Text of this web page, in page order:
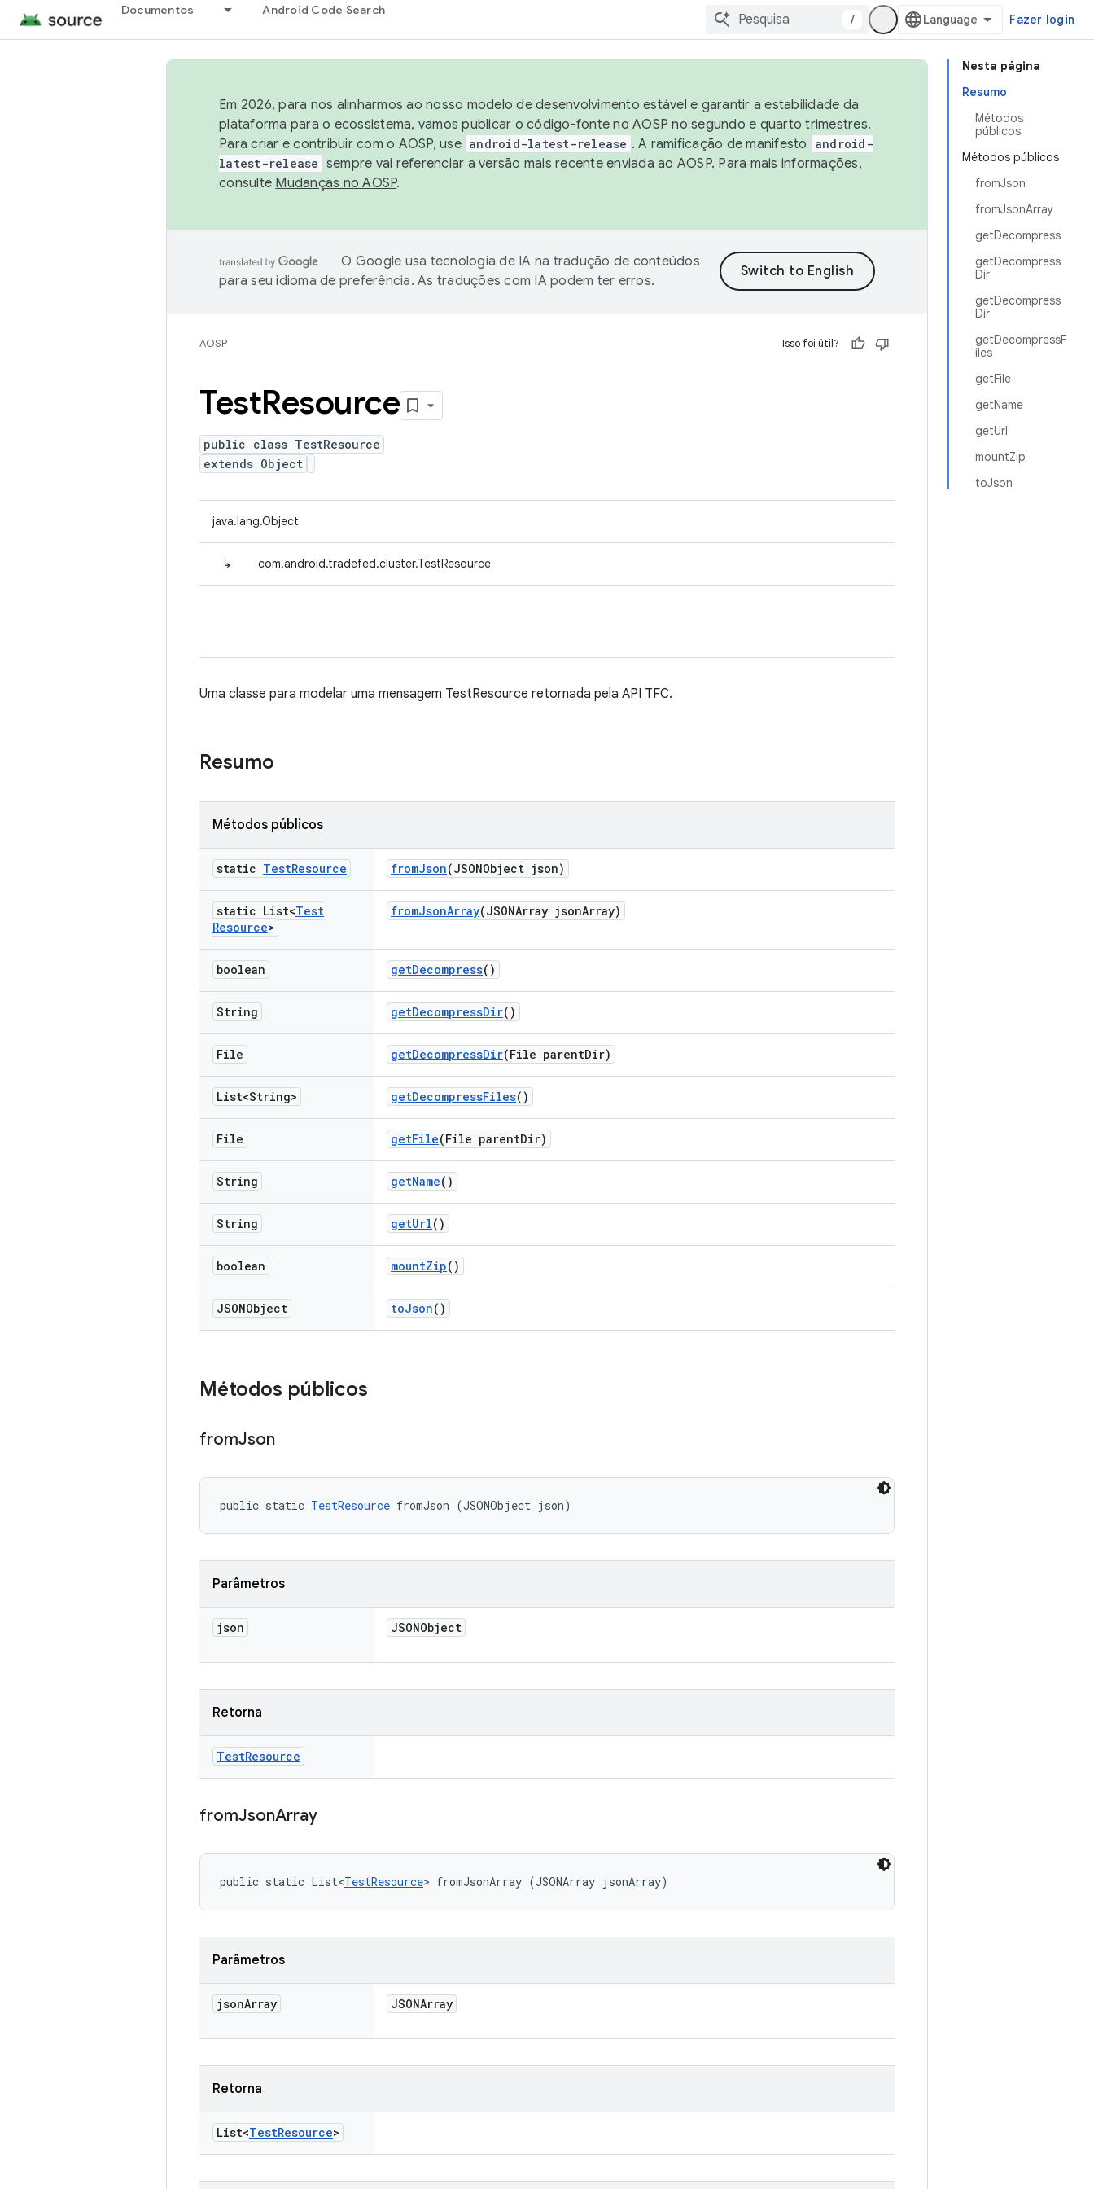
Documentos Android Code Search
/ Fazer login
Nesta página
Resumo
Métodos
públicos
Métodos públicos
fromJson
fromJsonArray
getDecompress
getDecompress
Dir
getDecompress
Dir
getDecompressF
iles
getFile
getName
getUrl
mountZip
toJson
Em 2026, para nos alinharmos ao nosso modelo de desenvolvimento estável e garantir a estabilidade da
plataforma para o ecossistema, vamos publicar o código-fonte no AOSP no segundo e quarto trimestres.
Para criar e contribuir com o AOSP, use android-latest-release . A ramificação de manifesto
android-
latest-release sempre vai referenciar a versão mais recente enviada ao AOSP. Para mais informações,
consulte Mudanças no AOSP.
O Google usa tecnologia de IA na tradução de conteúdos
para seu idioma de preferência. As traduções com IA podem ter erros.
AOSP Isso foi útil?
TestResource
public class TestResource
extends Object
java.lang.Object
↳ com.android.tradefed.cluster.TestResource
Uma classe para modelar uma mensagem TestResource retornada pela API TFC.
Resumo
Métodos públicos
static TestResource fromJson(JSONObject json)
static List<Test
Resource>
fromJsonArray(JSONArray jsonArray)
boolean getDecompress()
String getDecompressDir()
File getDecompressDir(File parentDir)
List<String> getDecompressFiles()
File getFile(File parentDir)
String getName()
String getUrl()
boolean mountZip()
JSONObject toJson()
Métodos públicos
fromJson
public static TestResource fromJson (JSONObject json)
Parâmetros
json JSONObject
Retorna
TestResource
fromJsonArray
public static List<TestResource> fromJsonArray (JSONArray jsonArray)
Parâmetros
jsonArray JSONArray
Retorna
List<TestResource>